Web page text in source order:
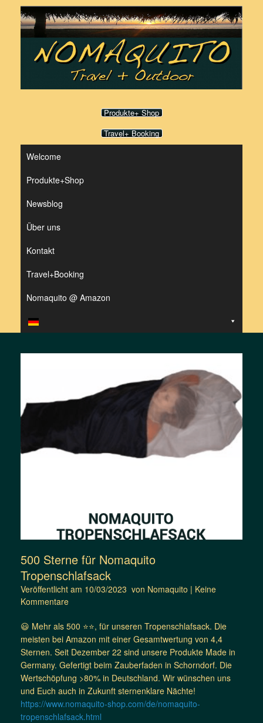
springen
Produkte+ Shop
Travel+ Booking
Welcome
Produkte+Shop
Newsblog
Über uns
Kontakt
Travel+Booking
Nomaquito @ Amazon
500 Sterne für Nomaquito
Tropenschlafsack
Veröffentlicht am 10/03/2023 von Nomaquito | Keine
Kommentare
😃 Mehr als 500 ⭐️⭐️, für unseren Tropenschlafsack. Die
meisten bei Amazon mit einer Gesamtwertung von 4,4
Sternen. Seit Dezember 22 sind unsere Produkte Made in
Germany. Gefertigt beim Zauberfaden in Schorndorf. Die
Wertschöpfung >80% in Deutschland. Wir wünschen uns
und Euch auch in Zukunft sternenklare Nächte!
https://www.nomaquito-shop.com/de/nomaquito-
tropenschlafsack.html